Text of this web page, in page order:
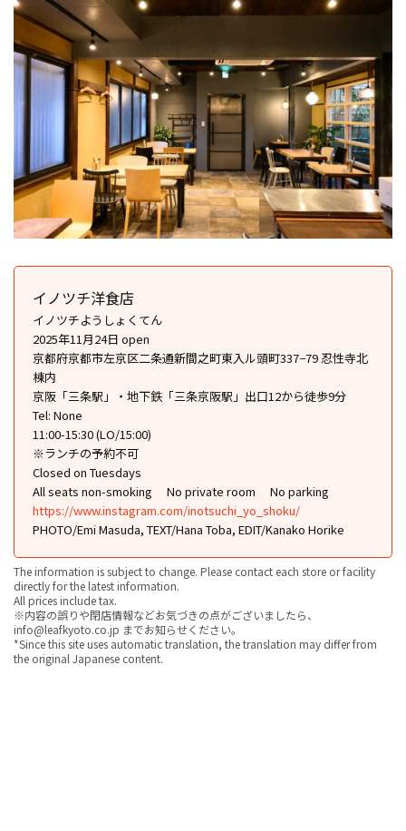
イノツチ洋食店
イノツチようしょくてん
2025年11月24日 open
京都府京都市左京区二条通新間之町東入ル頭町337−79 忍性寺北
棟内
京阪「三条駅」・地下鉄「三条京阪駅」出口12から徒歩9分
Tel: None
11:00-15:30 (LO/15:00)
※ランチの予約不可
Closed on Tuesdays
All seats non-smoking
No private room
No parking
https://www.instagram.com/inotsuchi_yo_shoku/
PHOTO/Emi Masuda, TEXT/Hana Toba, EDIT/Kanako Horike
The information is subject to change. Please contact each store or facility
directly for the latest information.
All prices include tax.
※内容の誤りや閉店情報などお気づきの点がございましたら、
info@leafkyoto.co.jp までお知らせください。
*Since this site uses automatic translation, the translation may differ from
the original Japanese content.